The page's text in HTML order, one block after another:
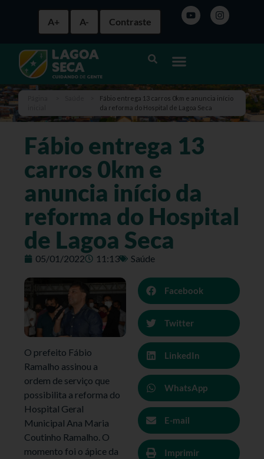
A+ A- Contraste
Fábio entrega 13 carros 0km e anuncia início
da reforma do Hospital de Lagoa Seca
Fábio entrega 13
carros 0km e
anuncia início da
reforma do Hospital
de Lagoa Seca
05/01/2022 11:13 Saúde
O prefeito Fábio
Ramalho assinou a
ordem de serviço que
possibilita a reforma do
Hospital Geral
Municipal Ana Maria
Coutinho Ramalho. O
momento foi o ápice da
Facebook
Twitter
LinkedIn
WhatsApp
E-mail
Imprimir